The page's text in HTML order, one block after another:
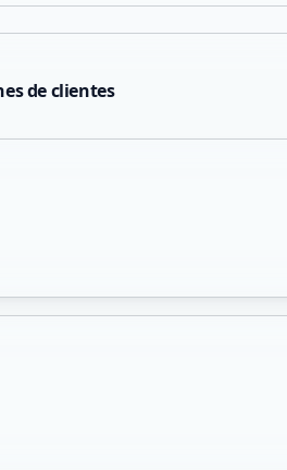
de clientes